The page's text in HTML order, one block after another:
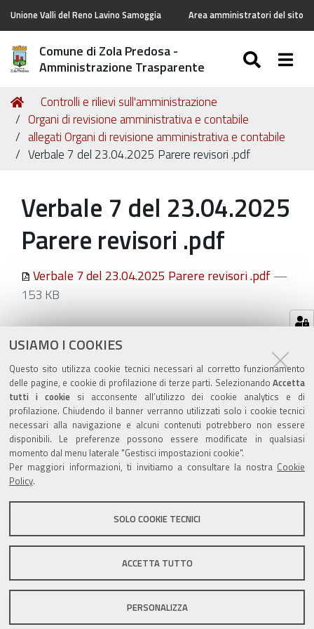
USIAMO I COOKIES
Questo sito utilizza cookie tecnici necessari al corretto funzionamento
delle pagine, e cookie di profilazione di terze parti. Selezionando Accetta
tutti i cookiesi acconsente all’utilizzo dei cookie analytics e di
profilazione. Chiudendo il banner verranno utilizzati solo i cookie tecnici
necessari alla navigazione e alcuni contenuti potrebbero non essere
disponibili. Le preferenze possono essere modificate in qualsiasi
momento dal menu laterale "Gestisci impostazioni cookie".
Per maggiori informazioni, ti invitiamo a consultare la nostra Cookie
Policy.
SOLO COOKIE TECNICI
ACCETTA TUTTO
PERSONALIZZA
Unione Valli del Reno Lavino Samoggia Area amministratori del sito
Comune di Zola Predosa -
Amministrazione Trasparente
Tu
sei
qui:
Home
Controlli e rilievi sull'amministrazione
Organi di revisione amministrativa e contabile
allegati Organi di revisione amministrativa e contabile
Verbale 7 del 23.04.2025 Parere revisori .pdf
Verbale 7 del 23.04.2025
Parere revisori .pdf
Verbale 7 del 23.04.2025 Parere revisori .pdf—
153 KB
sul
documento
ultima modifica 09/05/2025
Valuta questo sito
Sito istituzionale Comune di Zola Predosa
DPO|Accessibilità